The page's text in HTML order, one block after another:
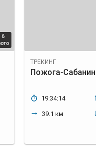
6
ТРЕКИНГ
Пожога-
19:34:14
39.1 км